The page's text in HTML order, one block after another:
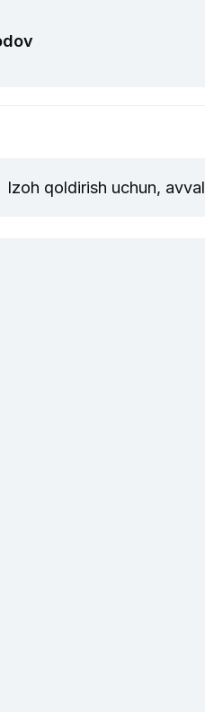
Izoh qoldirish uchun, avval